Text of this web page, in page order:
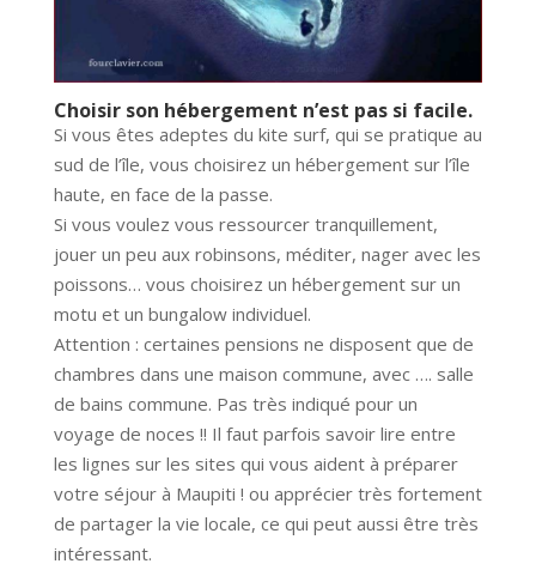
Choisir son hébergement n’est pas si facile.
Si vous êtes adeptes du kite surf, qui se pratique au
sud de l’île, vous choisirez un hébergement sur l’île
haute, en face de la passe.
Si vous voulez vous ressourcer tranquillement,
jouer un peu aux robinsons, méditer, nager avec les
poissons… vous choisirez un hébergement sur un
motu et un bungalow individuel.
Attention : certaines pensions ne disposent que de
chambres dans une maison commune, avec …. salle
de bains commune. Pas très indiqué pour un
voyage de noces !! Il faut parfois savoir lire entre
les lignes sur les sites qui vous aident à préparer
votre séjour à Maupiti ! ou apprécier très fortement
de partager la vie locale, ce qui peut aussi être très
intéressant.